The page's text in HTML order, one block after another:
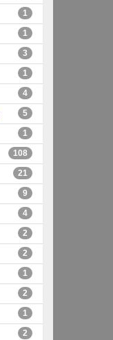
1
1
3
1
4
5
1
108
21
9
4
2
2
1
2
1
2